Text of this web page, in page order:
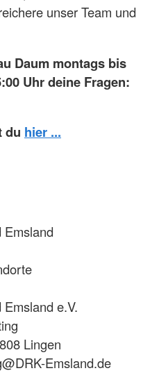
unser Team und
Daum montags bis
Uhr deine Fragen:
du hier ...
Emsland
e.V.
Lingen
Emsland.de